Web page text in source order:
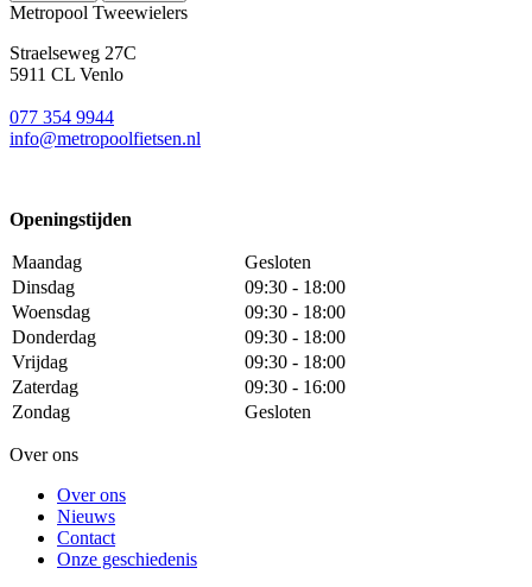
Metropool Tweewielers
Straelseweg 27C
5911 CL Venlo
077 354 9944
info@metropoolfietsen.nl
Openingstijden
Maandag
Gesloten
Dinsdag
09:30 - 18:00
Woensdag
09:30 - 18:00
Donderdag
09:30 - 18:00
Vrijdag
09:30 - 18:00
Zaterdag
09:30 - 16:00
Zondag
Gesloten
Over ons
Over ons
Nieuws
Contact
Onze geschiedenis